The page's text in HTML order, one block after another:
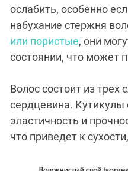
ослабить, особенно
набухание стержня
или пористые, они
состоянии, что может
Волос состоит из трех
сердцевина.
эластичность и
что приведет к